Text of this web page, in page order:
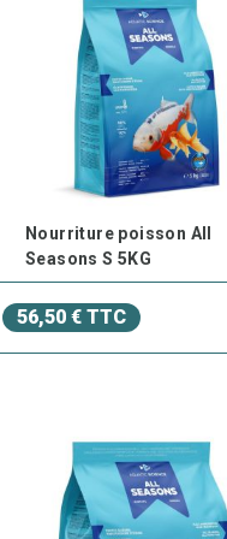
Cures de vitamines
vitalité des poissons.
Aides à la
Protection des
Extérieures
Les poissons de bassin
conditions climatiques
prévenir les risques.
Traitements
(points blancs), la
Filets et abris pour
stress ou de menaces
Systèmes de
Nourriture poisson All
Seasons S 5KG
56,50 € TTC